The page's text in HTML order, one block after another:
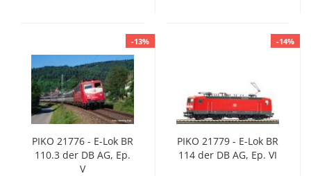
-13%
PIKO 21776 - E-Lok BR
110.3 der DB AG, Ep.
V
-14%
PIKO 21779 - E-Lok BR
114 der DB AG, Ep. VI